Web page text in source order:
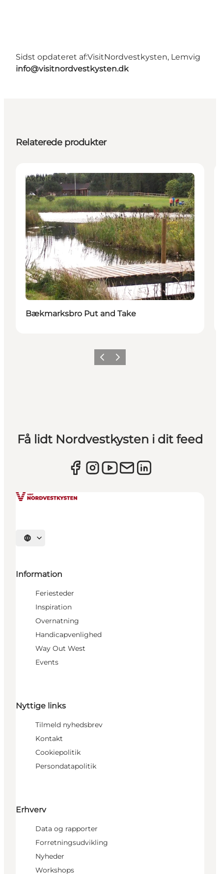
Sidst opdateret af:VisitNordvestkysten, Lemvig
info@visitnordvestkysten.dk
Relaterede produkter
Aktiviteter
Bækmarksbro Put and Take
ForrigeNæste
Få lidt Nordvestkysten i dit feed
Vælg sprog
Information
Feriesteder
Inspiration
Overnatning
Handicapvenlighed
Way Out West
Events
Nyttige links
Tilmeld nyhedsbrev
Kontakt
Cookiepolitik
Persondatapolitik
Erhverv
Data og rapporter
Forretningsudvikling
Nyheder
Workshops